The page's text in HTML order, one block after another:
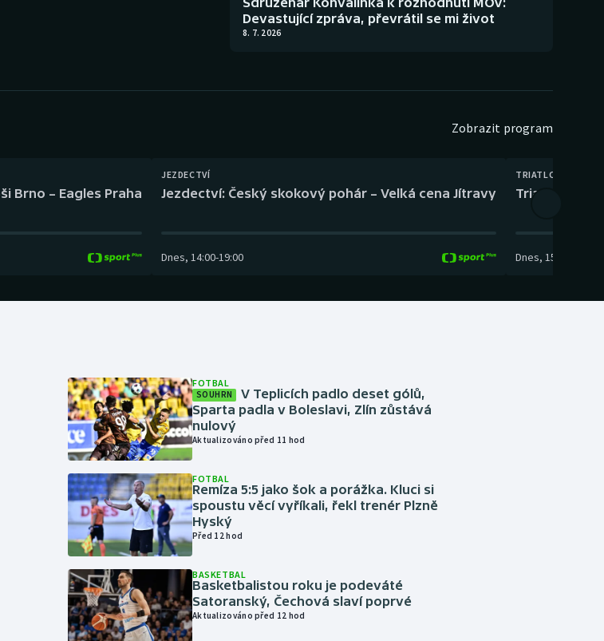
Devastující zpráva, převrátil se mi život
8. 7. 2026
Zobrazit program
Brno – Eagles Praha
JEZDECTVÍ
Jezdectví: Český skokový pohár – Velká cena Jítravy
Dnes, 14:00-19:00
TRIATLON
Triatlon:
Dnes, 15:00
FOTBAL
SOUHRN
V Teplicích padlo deset gólů,
Sparta padla v Boleslavi, Zlín zůstává
nulový
Aktualizováno před 11 hod
FOTBAL
Remíza 5:5 jako šok a porážka. Kluci si
spoustu věcí vyříkali, řekl trenér Plzně
Hyský
Před 12 hod
BASKETBAL
Basketbalistou roku je podeváté
Satoranský, Čechová slaví poprvé
Aktualizováno před 12 hod